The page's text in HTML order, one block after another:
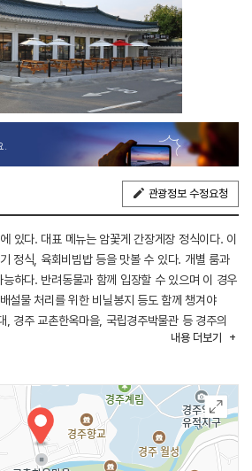
관광정보 수정요청
있다. 대표 메뉴는 암꽃게 간장게장 정식이다. 이
정식, 육회비빔밥 등을 맛볼 수 있다. 개별 룸과
하다. 반려동물과 함께 입장할 수 있으며 이 경우
설물 처리를 위한 비닐봉지 등도 함께 챙겨야
, 경주 교촌한옥마을, 국립경주박물관 등 경주의
내용 더보기